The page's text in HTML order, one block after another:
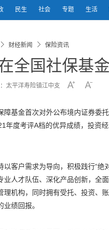
民生 社会 专题 生活
财经新闻 保险资讯
全国社保基
太平洋寿险镇江中支
障基金首次对外公布境内证券委
年度考评A档的优异成绩，投资
以客户需求为导向，积极践行“
业人才队伍、深化产品创新，全
理机构，同时拥有受托、投资、
绩回报。